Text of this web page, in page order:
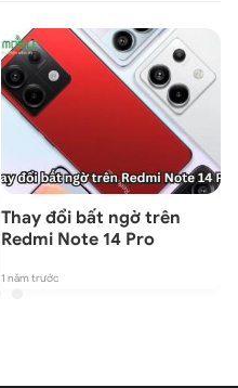
Thay đổi bất ngờ trên
Redmi Note 14 Pro
1 năm trước